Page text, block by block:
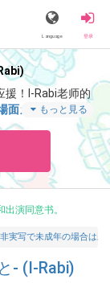
Language 登录
援！
I-Rabi老师的
面カット VOL.9
もっと見る
演同意书。
実写で未成年の場合は
- (I-Rabi)